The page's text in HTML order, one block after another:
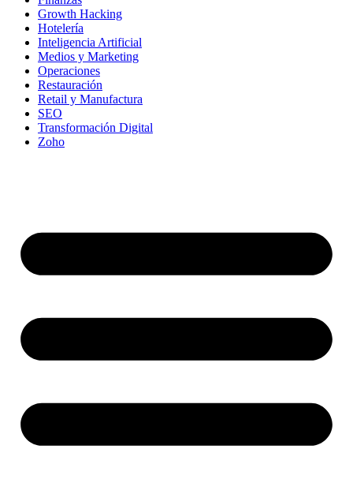
Growth Hacking
Hotelería
Inteligencia Artificial
Medios y Marketing
Operaciones
Restauración
Retail y Manufactura
SEO​​
Transformación Digital
Zoho